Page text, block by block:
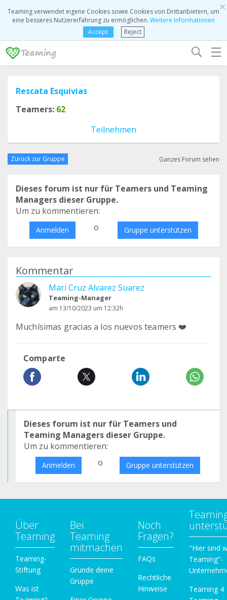
×
Teaming verwendet eigene Cookies sowie Cookies von Drittanbietern, um
eine besseres Nutzererfahrung zu ermöglichen. Weitere Informationen
Accept
Reject
☰
Rescata Esquivias
Teamers: 62
Teilnehmen
Zurück zur Gruppe Ganzes Forum sehen
Dieses forum ist nur für Teamers und Teaming
Managers dieser Gruppe.
Um zu kommentieren:
Anmelden o Gruppe unterstützen
Kommentar
Mari Cruz Alvarez Suarez
Teaming-Manager
am 13/10/2023 um 12:32h
Muchísimas gracias a los nuevos teamers ❤️
Comparte
Dieses forum ist nur für Teamers und
Teaming Managers dieser Gruppe.
Um zu kommentieren:
Anmelden o Gruppe unterstützen
Über
Teaming
Teaming-
Stiftung
Was ist
Bei
Teaming
mitmachen
Gründe deine
Gruppe
Noch
Fragen?
FAQs
Rechtliche
Hinweise
"Hier sind
Teaming"-
Teaming 4